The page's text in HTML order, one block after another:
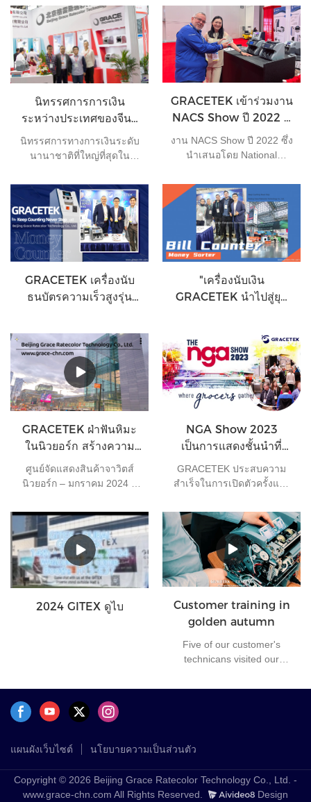
นิทรรศการการเงิน
ระหว่างประเทศของจีนปี
นิทรรศการทางการเงินระดับ
นานาชาติที่ใหญ่ที่สุดใน
การจัดนิทรรศการ 3168 ครั้ง
และผู้เยี่ยมชม 95047 คนเข้า
ร่วมงานใหญ่ประจำปีของ
อุตสาหกรรมอุปกรณ์ทางการ
เงินระดับโลก
GRACETEK เข้าร่วมงาน
NACS Show ปี 2022 ที่
ลาสเวกัส
งาน NACS Show ปี 2022 ซึ่ง
นำเสนอโดย National
Retailers จัดขึ้นระหว่างวันที่
2-4 ตุลาคมที่ลาสเวกัส งานนี้
มีผู้แสดงสินค้ามากกว่า 1,200
รายนำเสนอนวัตกรรมล่าสุด
สำหรับร้านสะดวกซื้อ รวมถึง
อาหารและเครื่องดื่มแบบ
บรรจุกล่อง และบริการด้าน
อาหาร
GRACETEK เครื่องนับ
ธนบัตรความเร็วสูงรุ่น
"เครื่องนับเงิน
GRACETEK นำไปสู่ยุค
GRACETEK ฝ่าฟันหิมะ
ในนิวยอร์ก สร้างความ
ประทับใจอย่างมากในการ
แข่งขัน NFR 2024
ศูนย์จัดแสดงสินค้าจาวิตส์
นิวยอร์ก – มกราคม 2024 –
คงเฉลิมฉลองวันหยุดปีใหม่
ทีมงาน GRACETEK ได้ออก
เดินทางไปยังสหรัฐอเมริกา
แล้ว โดยเดินทางมาถึง
นิวยอร์กท่ามกลางพายุหิมะ
เพื่อเข้าร่วมงานแสดงสินค้า
NFR 2024 (National Retail
Federation) แม้ว่าอากาศ
NGA Show 2023
เป็นการแสดงชั้นนำที่
ออกแบบมาสำหรับผู้ค้า
ของชำอิสระ
GRACETEK ประสบความ
สำเร็จในการเปิดตัวครั้งแรก
Show 2023 ด้วยยอดขายที่
แข็งแกร่งและความสนใจจาก
ผู้จัดจำหน่าย
2024 GITEX ดูไบ
Customer training in
golden autumn
Five of our customer's
technicans visited our
on Oct. 2024.
แผนผังเว็บไซต์ นโยบายความเป็นส่วนตัว
Copyright © 2026 Beijing Grace Ratecolor Technology Co., Ltd. -
www.grace-chn.com All Rights Reserved.
Design